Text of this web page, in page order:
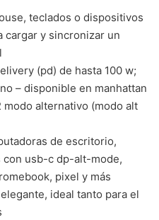
teclados o dispositivos
cargar y sincronizar un
(pd) de hasta 100 w;
– disponible en manhattan
alternativo (modo alt
de escritorio,
con usb-c dp-alt-mode,
pixel y más
ideal tanto para el